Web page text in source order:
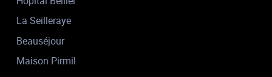
La Seilleraye
Beauséjour
Maison Pirmil